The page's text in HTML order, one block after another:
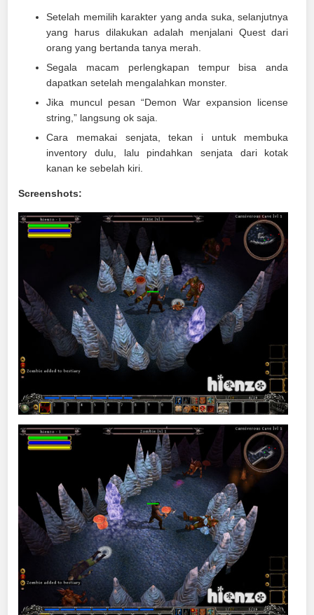
Setelah memilih karakter yang anda suka, selanjutnya
yang harus dilakukan adalah menjalani Quest dari
orang yang bertanda tanya merah.
Segala macam perlengkapan tempur bisa anda
dapatkan setelah mengalahkan monster.
Jika muncul pesan “Demon War expansion license
string,” langsung ok saja.
Cara memakai senjata, tekan i untuk membuka
inventory dulu, lalu pindahkan senjata dari kotak
kanan ke sebelah kiri.
Screenshots: